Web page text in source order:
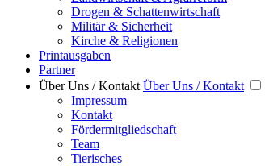
Drogen & Schattenwirtschaft
Militär & Sicherheit
Kirche & Religionen
Printausgaben
Partner
Über Uns / Kontakt Über Uns / Kontakt
Impressum
Kontakt
Fördermitgliedschaft
Team
Tierisches